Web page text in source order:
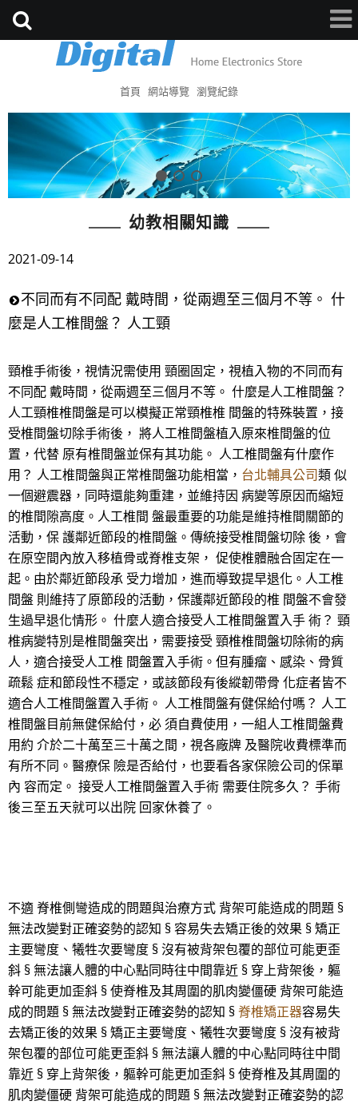
首頁 網站導覽 瀏覽紀錄
幼教相關知識
2021-09-14
不同而有不同配 戴時間，從兩週至三個月不等。 什
麼是人工椎間盤？ 人工頸
頸椎手術後，視情況需使用 頸圈固定，視植入物的不同而有
不同配 戴時間，從兩週至三個月不等。 什麼是人工椎間盤？
人工頸椎椎間盤是可以模擬正常頸椎椎 間盤的特殊裝置，接
受椎間盤切除手術後， 將人工椎間盤植入原來椎間盤的位
置，代替 原有椎間盤並保有其功能。 人工椎間盤有什麼作
用？ 人工椎間盤與正常椎間盤功能相當， 台北輔具公司類 似
一個避震器，同時還能夠重建，並維持因 病變等原因而縮短
的椎間隙高度。人工椎間 盤最重要的功能是維持椎間關節的
活動，保 護鄰近節段的椎間盤。傳統接受椎間盤切除 後，會
在原空間內放入移植骨或脊椎支架， 促使椎體融合固定在一
起。由於鄰近節段承 受力增加，進而導致提早退化。人工椎
間盤 則維持了原節段的活動，保護鄰近節段的椎 間盤不會發
生過早退化情形。 什麼人適合接受人工椎間盤置入手 術？ 頸
椎病變特別是椎間盤突出，需要接受 頸椎椎間盤切除術的病
人，適合接受人工椎 間盤置入手術。但有腫瘤、感染、骨質
疏鬆 症和節段性不穩定，或該節段有後縱韌帶骨 化症者皆不
適合人工椎間盤置入手術。 人工椎間盤有健保給付嗎？ 人工
椎間盤目前無健保給付，必 須自費使用，一組人工椎間盤費
用約 介於二十萬至三十萬之間，視各廠牌 及醫院收費標準而
有所不同。醫療保 險是否給付，也要看各家保險公司的保單
內 容而定。 接受人工椎間盤置入手術 需要住院多久？ 手術
後三至五天就可以出院 回家休養了。
不適 脊椎側彎造成的問題與治療方式 背架可能造成的問題 §
無法改變對正確姿勢的認知 § 容易失去矯正後的效果 § 矯正
主要彎度、犧牲次要彎度 § 沒有被背架包覆的部位可能更歪
斜 § 無法讓人體的中心點同時往中間靠近 § 穿上背架後，軀
幹可能更加歪斜 § 使脊椎及其周圍的肌肉變僵硬 背架可能造
成的問題 § 無法改變對正確姿勢的認知 §脊椎矯正器容易失
去矯正後的效果 § 矯正主要彎度、犧牲次要彎度 § 沒有被背
架包覆的部位可能更歪斜 § 無法讓人體的中心點同時往中間
靠近 § 穿上背架後，軀幹可能更加歪斜 § 使脊椎及其周圍的
肌肉變僵硬 背架可能造成的問題 § 無法改變對正確姿勢的認